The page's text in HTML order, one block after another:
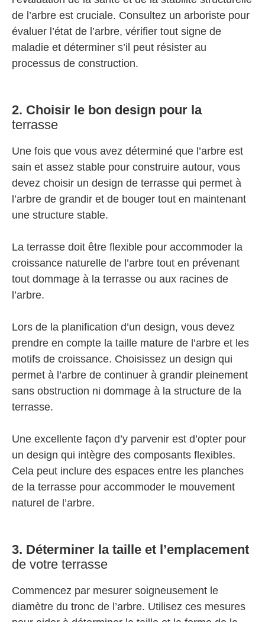
de l’arbre est cruciale. Consultez un arboriste pour
évaluer l’état de l’arbre, vérifier tout signe de
maladie et déterminer s’il peut résister au
processus de construction.
2. Choisir le bon design pour la
terrasse
Une fois que vous avez déterminé que l’arbre est
sain et assez stable pour construire autour, vous
devez choisir un design de terrasse qui permet à
l’arbre de grandir et de bouger tout en maintenant
une structure stable.
La terrasse doit être flexible pour accommoder la
croissance naturelle de l’arbre tout en prévenant
tout dommage à la terrasse ou aux racines de
l’arbre.
Lors de la planification d’un design, vous devez
prendre en compte la taille mature de l’arbre et les
motifs de croissance. Choisissez un design qui
permet à l’arbre de continuer à grandir pleinement
sans obstruction ni dommage à la structure de la
terrasse.
Une excellente façon d’y parvenir est d’opter pour
un design qui intègre des composants flexibles.
Cela peut inclure des espaces entre les planches
de la terrasse pour accommoder le mouvement
naturel de l’arbre.
3. Déterminer la taille et l’emplacement
de votre terrasse
Commencez par mesurer soigneusement le
diamètre du tronc de l’arbre. Utilisez ces mesures